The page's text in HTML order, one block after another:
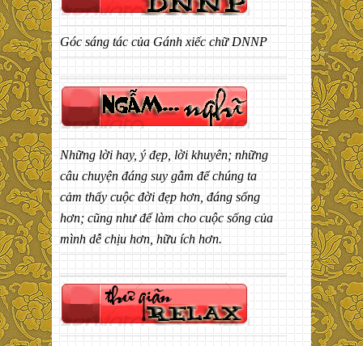
Góc sáng tác của Gánh xiếc chữ DNNP
Những lời hay, ý đẹp, lời khuyên; những
câu chuyện đáng suy gẫm để chúng ta
cảm thấy cuộc đời đẹp hơn, đáng sống
hơn; cũng như để làm cho cuộc sống của
mình dễ chịu hơn, hữu ích hơn.